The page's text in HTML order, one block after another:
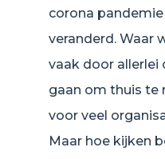
corona
veranderd. Waar
vaak door
gaan om thuis te
voor veel
Maar hoe kijken